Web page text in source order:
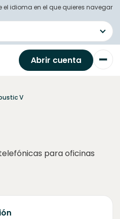
el idioma en el que quieres navegar
Abrir cuenta
V
para oficinas